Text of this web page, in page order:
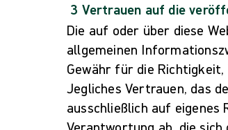
3 Vertrauen auf die
Die auf oder über diese
allgemeinen
Gewähr für die
Jegliches Vertrauen, das
ausschließlich auf eigenes